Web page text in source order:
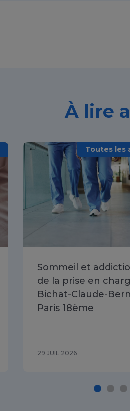
À lire
Toutes les
Sommeil et
de la prise en
Bichat-Claude-
Paris 18ème
29 JUIL 2026